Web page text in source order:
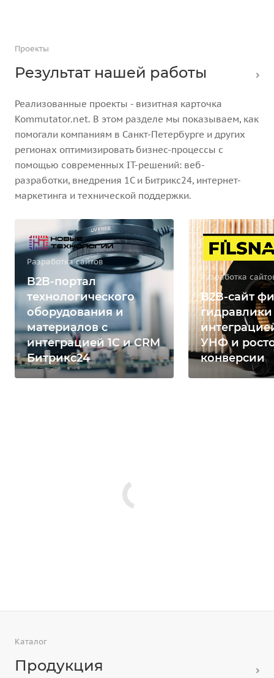
Проекты
Результат нашей работы
Реализованные проекты - визитная карточка
Kommutator.net. В этом разделе мы показываем, как
помогали компаниям в Санкт-Петербурге и других
регионах оптимизировать бизнес-процессы с
помощью современных IT-решений: веб-
разработки, внедрения 1С и Битрикс24, интернет-
маркетинга и технической поддержки.
Разработка сайтов
B2B-портал
технологического
оборудования и
материалов с
интеграцией 1С и CRM
Битрикс24
Разработка
B2B-сайт
гидравлики
УНФ и
конверсии
Каталог
Продукция